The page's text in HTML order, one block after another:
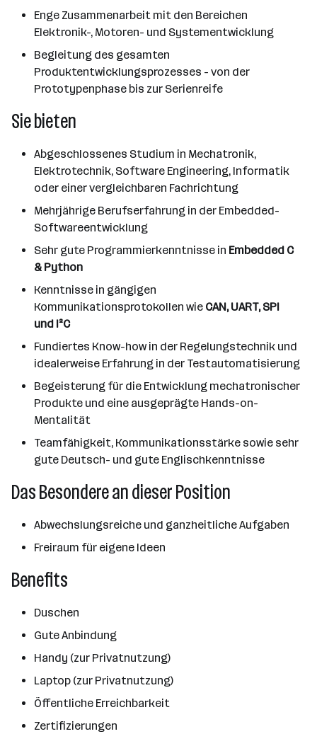
Enge Zusammenarbeit mit den Bereichen
Elektronik-, Motoren- und Systementwicklung
Begleitung des gesamten
Produktentwicklungsprozesses - von der
Prototypenphase bis zur Serienreife
Sie bieten
Abgeschlossenes Studium in Mechatronik,
Elektrotechnik, Software Engineering, Informatik
oder einer vergleichbaren Fachrichtung
Mehrjährige Berufserfahrung in der Embedded-
Softwareentwicklung
Sehr gute Programmierkenntnisse in Embedded C
& Python
Kenntnisse in gängigen
Kommunikationsprotokollen wie CAN, UART, SPI
und I²C
Fundiertes Know-how in der Regelungstechnik und
idealerweise Erfahrung in der Testautomatisierung
Begeisterung für die Entwicklung mechatronischer
Produkte und eine ausgeprägte Hands-on-
Mentalität
Teamfähigkeit, Kommunikationsstärke sowie sehr
gute Deutsch- und gute Englischkenntnisse
Das Besondere an dieser Position
Abwechslungsreiche und ganzheitliche Aufgaben
Freiraum für eigene Ideen
Benefits
Duschen
Gute Anbindung
Handy (zur Privatnutzung)
Laptop (zur Privatnutzung)
Öffentliche Erreichbarkeit
Zertifizierungen